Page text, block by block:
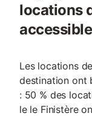
locations
Les locations
destination ont
: 50 % des
le le Finistère